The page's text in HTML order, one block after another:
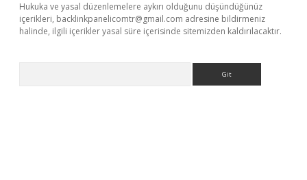
Hukuka ve yasal düzenlemelere aykırı olduğunu düşündüğünüz
içerikleri, backlinkpanelicomtr@gmail.com adresine bildirmeniz
halinde, ilgili içerikler yasal süre içerisinde sitemizden kaldırılacaktır.